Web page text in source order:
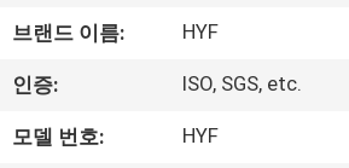
동
영
상
브랜드 이름: HYF
인증: ISO, SGS, etc.
모델 번호: HYF